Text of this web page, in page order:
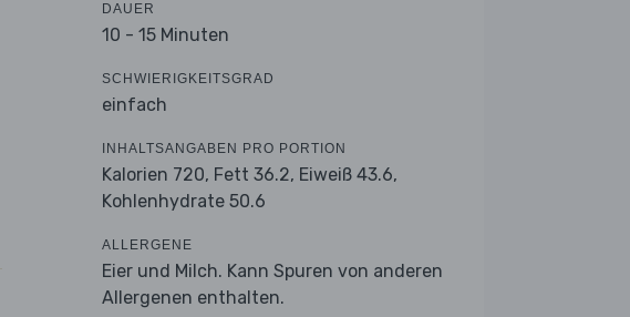
DAUER
10 - 15 Minuten
SCHWIERIGKEITSGRAD
einfach
INHALTSANGABEN PRO PORTION
Kalorien 720, Fett 36.2, Eiweiß 43.6,
Kohlenhydrate 50.6
ALLERGENE
Eier und Milch. Kann Spuren von anderen
Allergenen enthalten.